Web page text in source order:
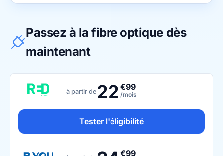
Passez à la fibre optique dès
maintenant
à partir de 22 €99
/mois
Tester l'éligibilité
€99